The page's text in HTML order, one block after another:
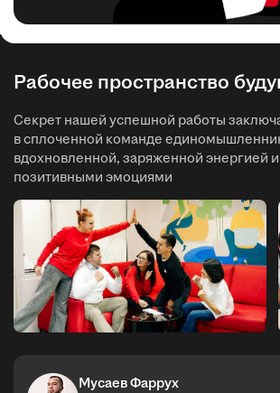
Рабочее пространство
Секрет нашей успешной работы
в сплоченной команде
вдохновленной, заряженной энергией и
позитивными эмоциями
Мусаев Фаррух